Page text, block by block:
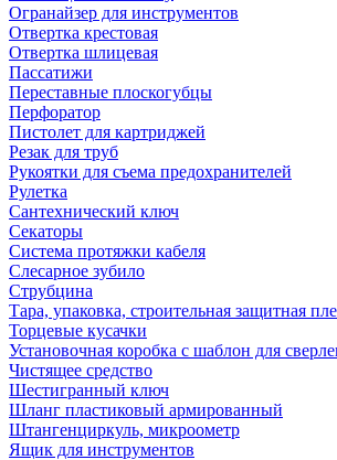
Огранайзер для инструментов
Отвертка крестовая
Отвертка шлицевая
Пассатижи
Переставные плоскогубцы
Перфоратор
Пистолет для картриджей
Резак для труб
Рукоятки для съема предохранителей
Рулетка
Сантехнический ключ
Секаторы
Система протяжки кабеля
Слесарное зубило
Струбцина
Тара, упаковка, строительная защитная
Торцевые кусачки
Установочная коробка с шаблон для
Чистящее средство
Шестигранный ключ
Шланг пластиковый армированный
Штангенциркуль, микроометр
Ящик для инструментов